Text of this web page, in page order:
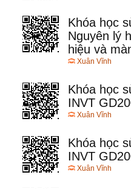
Khóa học
Nguyên lý
hiệu và
Xuân Vĩnh
Khóa học
INVT
Xuân Vĩnh
Khóa học
INVT
Xuân Vĩnh